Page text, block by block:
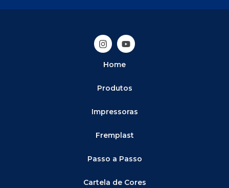
Home
Produtos
Impressoras
Fremplast
Passo a Passo
Cartela de Cores